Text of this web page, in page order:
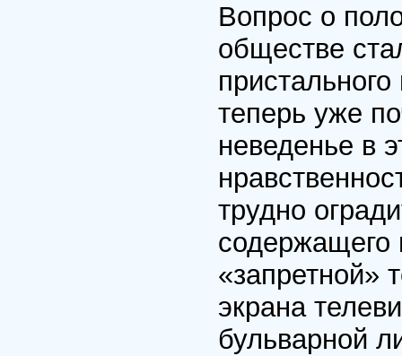
Вопрос о
обществе
теперь уже
неведенье в
трудно
содержащего
«запретной»
экрана
бульварной